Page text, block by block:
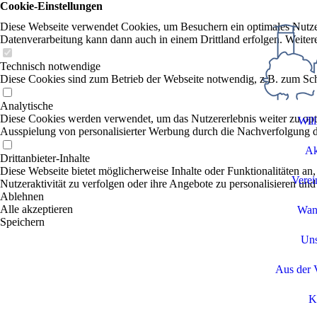
Aus der
Cookie-Einstellungen
Diese Webseite verwendet Cookies, um Besuchern ein optimales
Datenverarbeitung kann dann auch in einem Drittland erfolgen.
Technisch notwendige
Diese Cookies sind zum Betrieb der Webseite notwendig, z.B. zum
Analytische
Diese Cookies werden verwendet, um das Nutzererlebnis weiter zu
Ausspielung von personalisierter Werbung durch die Nachverfolgung
Drittanbieter-Inhalte
Diese Webseite bietet möglicherweise Inhalte oder Funktionalitäten
Nutzeraktivität zu verfolgen oder ihre Angebote zu personalisieren
Ablehnen
Alle akzeptieren
Speichern